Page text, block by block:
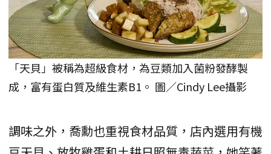
「天貝」被稱為超級食材，為豆類加入菌粉發酵製
成，富有蛋白質及維生素B1。 圖／Cindy Lee攝影
調味之外，喬勳也重視食材品質，店內選用有機